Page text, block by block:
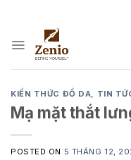
content
KIẾN THỨC ĐỒ DA, TIN
Mạ mặt thắt
POSTED ON 5 THÁNG 12,